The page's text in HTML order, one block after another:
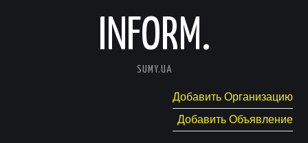
INFORM.
SUMY.UA
Добавить Организацию
Добавить Объявление